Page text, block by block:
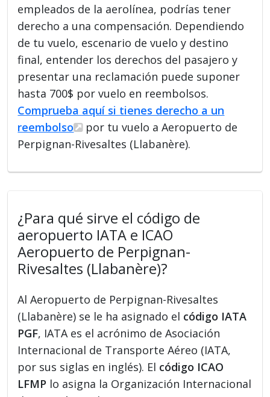
empleados de la aerolínea, podrías tener
derecho a una compensación. Dependiendo
de tu vuelo, escenario de vuelo y destino
final, entender los derechos del pasajero y
presentar una reclamación puede suponer
hasta 700$ por vuelo en reembolsos.
Comprueba aquí si tienes derecho a un
reembolso
por tu vuelo a Aeropuerto de
Perpignan-Rivesaltes (Llabanère).
¿Para qué sirve el código de
aeropuerto IATA e ICAO
Aeropuerto de Perpignan-
Rivesaltes (Llabanère)?
Al Aeropuerto de Perpignan-Rivesaltes
(Llabanère) se le ha asignado el código IATA
PGF, IATA es el acrónimo de Asociación
Internacional de Transporte Aéreo (IATA,
por sus siglas en inglés). El código ICAO
LFMP lo asigna la Organización Internacional